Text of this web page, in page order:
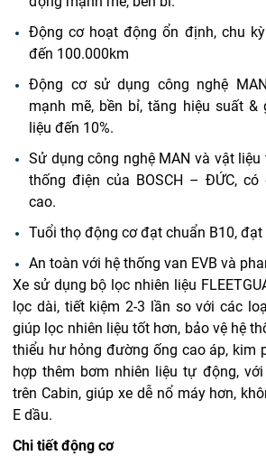
Động cơ hoạt động ổn định, chu
đến 100.000km
Động cơ sử dụng công nghệ
mạnh mẽ, bền bỉ, tăng hiệu suất &
liệu đến 10%.
Sử dụng công nghệ MAN và vật liệu
thống điện của BOSCH – ĐỨC,
cao.
Tuổi thọ động cơ đạt chuẩn B10, đạt
An toàn với hệ thống van EVB và
Xe sử dụng bộ lọc nhiên liệu
lọc dài, tiết kiệm 2-3 lần so với các
giúp lọc nhiên liệu tốt hơn, bảo vệ hệ
thiểu hư hỏng đường ống cao áp, kim
hợp thêm bơm nhiên liệu tự động,
trên Cabin, giúp xe dễ nổ máy hơn,
E dầu.
Chi tiết động cơ